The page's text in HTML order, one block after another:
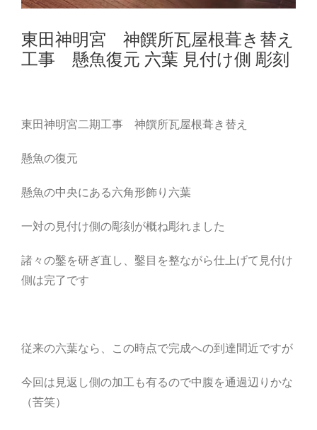
東田神明宮 神饌所瓦屋根葺き替え
工事 懸魚復元 六葉 見付け側 彫刻
東田神明宮二期工事 神饌所瓦屋根葺き替え
懸魚の復元
懸魚の中央にある六角形飾り六葉
一対の見付け側の彫刻が概ね彫れました
諸々の鑿を研ぎ直し、鑿目を整ながら仕上げて見付け
側は完了です
従来の六葉なら、この時点で完成への到達間近ですが
今回は見返し側の加工も有るので中腹を通過辺りかな
（苦笑）